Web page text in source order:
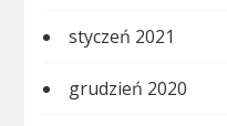
styczeń 2021
grudzień 2020